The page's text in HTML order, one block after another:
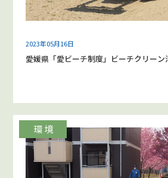
2023年05月16日
愛媛県「愛ビーチ制度」ビーチクリーン